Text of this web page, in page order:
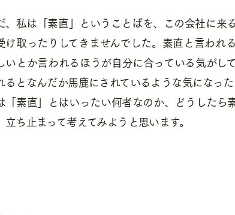
、私は「素直」ということばを、この会社に来
け取ったりしてきませんでした。素直と言われ
いとか言われるほうが自分に合っている気がし
るとなんだか馬鹿にされているような気になった
「素直」とはいったい何者なのか、どうしたら
立ち止まって考えてみようと思います。